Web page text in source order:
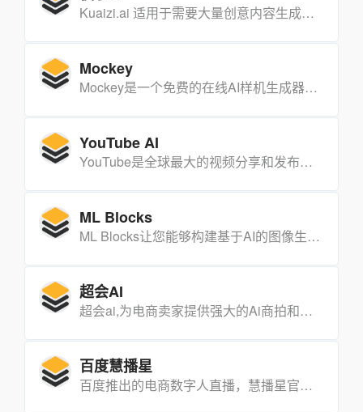
Kuaizi.ai 适用于需要大量创意内容生成和优化的企业，特别是广告、营销、电商等行业的品牌和商家。此外，对于缺乏专业视频制作和文案编写能力的中小企业来说，该平台提供了一种高效、低成本的解决方案。
Mockey
Mockey是一个免费的在线AI样机生成器，你可以使用它生成大量的服装、配饰和各种产品的模拟效果并下载。
YouTube AI
YouTube是全球最大的视频分享和发布平台。用户可以上传、观看、分享和评论视频。YouTube提供官方频道和创作者频道,内容涵盖娱乐、音乐、新闻、教育、科技等各个领域。
ML Blocks
ML Blocks让您能够构建基于AI的图像生成和分析工作流程，无需编写任何代码。您可以使用稳定扩散等AI模型生成或修复图像，还可以通过检测或分割模型从图像中提取数据。
超会AI
超会ai,为电商卖家提供强大的Ai商拍和爆款文案生成等能力。
百度慧播星
百度推出的电商数字人直播，慧播星官网入口地址。